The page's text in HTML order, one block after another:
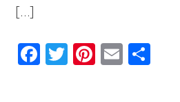
[…]
Facebook
Twitter
Pinterest
Email